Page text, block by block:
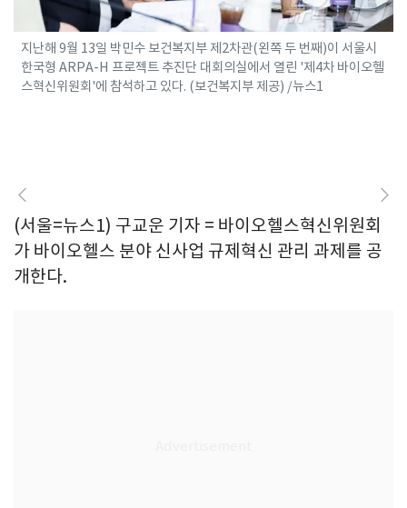
지난해 9월 13일 박민수 보건복지부 제2차관(왼쪽 두 번째)이 서울시
한국형 ARPA-H 프로젝트 추진단 대회의실에서 열린 '제4차 바이오헬
스혁신위원회'에 참석하고 있다. (보건복지부 제공) /뉴스1
(서울=뉴스1) 구교운 기자 = 바이오헬스혁신위원회
가 바이오헬스 분야 신사업 규제혁신 관리 과제를 공
개한다.